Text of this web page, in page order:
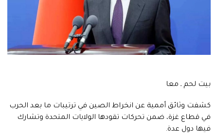
بيت لحم ـ معا
كشفت وثائق أممية عن انخراط الصين في ترتيبات ما بعد الحرب
في قطاع غزة، ضمن تحركات تقودها الولايات المتحدة وتشارك
فيها دول عدة.